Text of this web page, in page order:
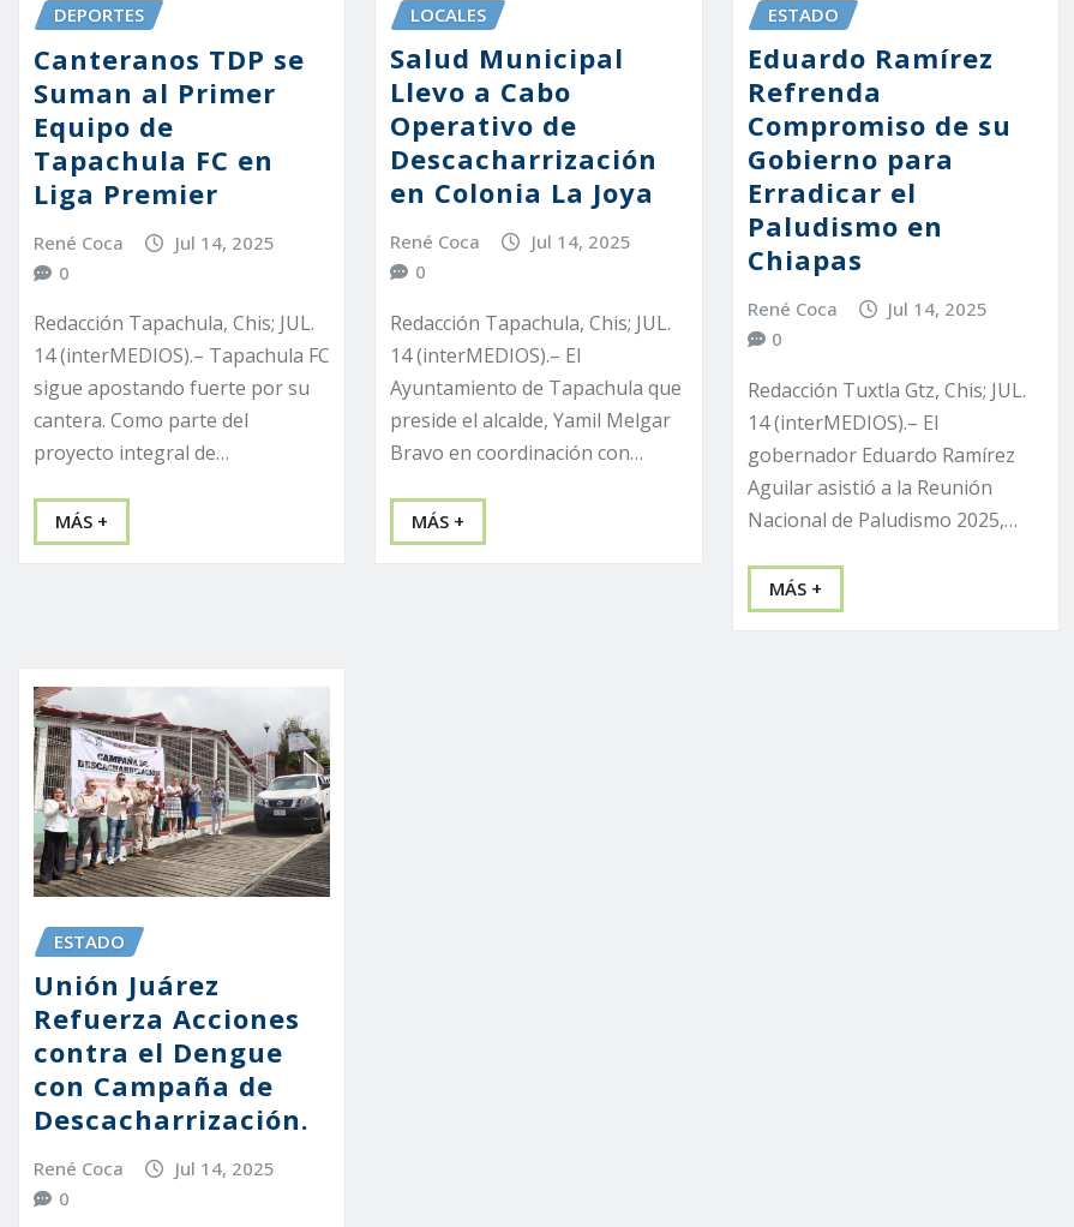
DEPORTES
Canteranos TDP se
Suman al Primer
Equipo de
Tapachula FC en
Liga Premier
René Coca
Jul 14, 2025
0
Redacción Tapachula, Chis; JUL.
14 (interMEDIOS).– Tapachula FC
sigue apostando fuerte por su
cantera. Como parte del
proyecto integral de…
MÁS +
LOCALES
Salud Municipal
Llevo a Cabo
Operativo de
Descacharrización
en Colonia La Joya
René Coca
Jul 14, 2025
0
Redacción Tapachula, Chis; JUL.
14 (interMEDIOS).– El
Ayuntamiento de Tapachula que
preside el alcalde, Yamil Melgar
Bravo en coordinación con…
MÁS +
ESTADO
Eduardo Ramírez
Refrenda
Compromiso de su
Gobierno para
Erradicar el
Paludismo en
Chiapas
René Coca
Jul 14, 2025
0
Redacción Tuxtla Gtz, Chis; JUL.
14 (interMEDIOS).– El
gobernador Eduardo Ramírez
Aguilar asistió a la Reunión
Nacional de Paludismo 2025,…
MÁS +
ESTADO
Unión Juárez
Refuerza Acciones
contra el Dengue
con Campaña de
Descacharrización.
René Coca
Jul 14, 2025
0